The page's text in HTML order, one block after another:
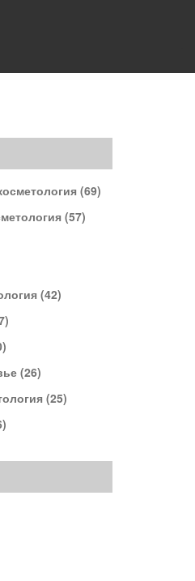
(69)
(57)
(42)
(26)
(25)